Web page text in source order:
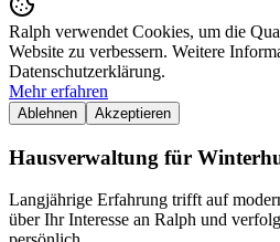
Ralph verwendet Cookies, um die
Website zu verbessern. Weitere
Datenschutzerklärung.
Mehr erfahren
Ablehnen Akzeptieren
Hausverwaltung für
Langjährige Erfahrung trifft auf
über Ihr Interesse an Ralph und